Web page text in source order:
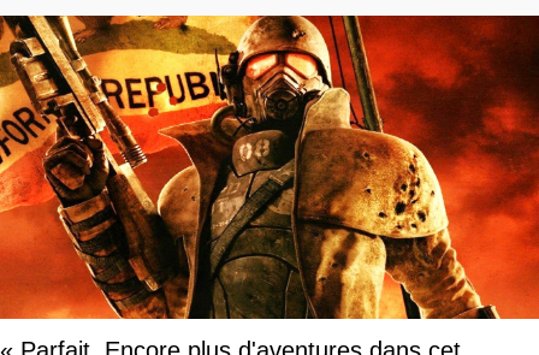
« Parfait. Encore plus d'aventures dans cet